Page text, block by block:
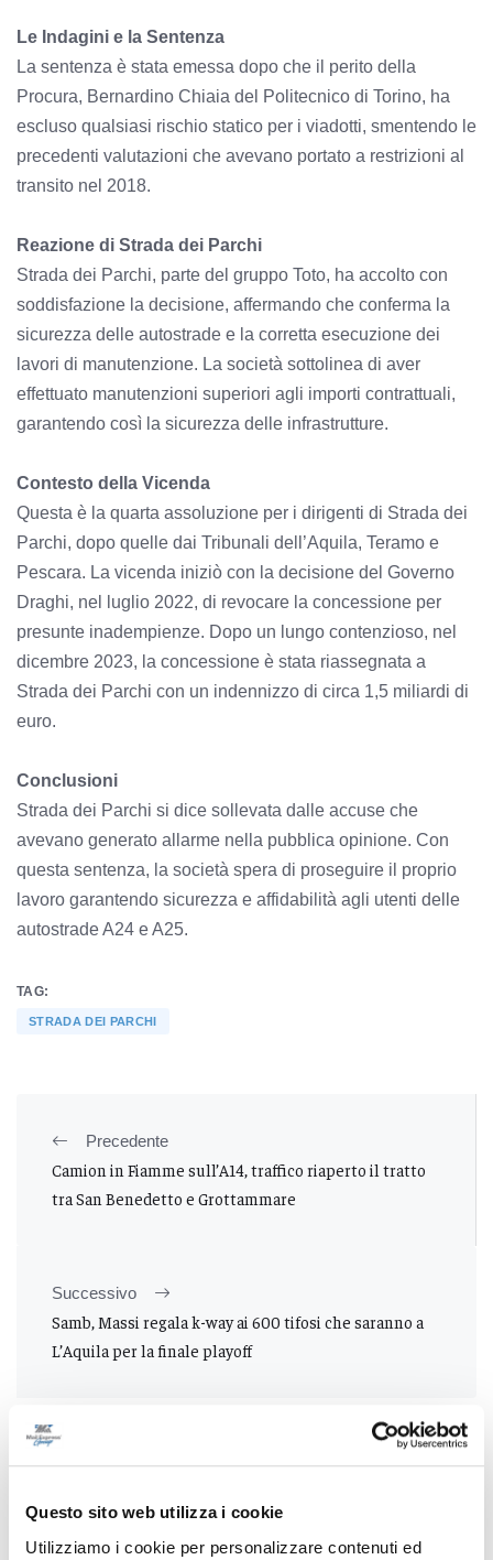
Questo sito web utilizza i cookie
Utilizziamo i cookie per personalizzare contenuti ed
Le Indagini e la Sentenza
La sentenza è stata emessa dopo che il perito della
Procura, Bernardino Chiaia del Politecnico di Torino, ha
escluso qualsiasi rischio statico per i viadotti, smentendo le
precedenti valutazioni che avevano portato a restrizioni al
transito nel 2018.
Reazione di Strada dei Parchi
Strada dei Parchi, parte del gruppo Toto, ha accolto con
soddisfazione la decisione, affermando che conferma la
sicurezza delle autostrade e la corretta esecuzione dei
lavori di manutenzione. La società sottolinea di aver
effettuato manutenzioni superiori agli importi contrattuali,
garantendo così la sicurezza delle infrastrutture.
Contesto della Vicenda
Questa è la quarta assoluzione per i dirigenti di Strada dei
Parchi, dopo quelle dai Tribunali dell’Aquila, Teramo e
Pescara. La vicenda iniziò con la decisione del Governo
Draghi, nel luglio 2022, di revocare la concessione per
presunte inadempienze. Dopo un lungo contenzioso, nel
dicembre 2023, la concessione è stata riassegnata a
Strada dei Parchi con un indennizzo di circa 1,5 miliardi di
euro.
Conclusioni
Strada dei Parchi si dice sollevata dalle accuse che
avevano generato allarme nella pubblica opinione. Con
questa sentenza, la società spera di proseguire il proprio
lavoro garantendo sicurezza e affidabilità agli utenti delle
autostrade A24 e A25.
TAG:
STRADA DEI PARCHI
Precedente
Camion in Fiamme sull’A14, traffico riaperto il tratto
tra San Benedetto e Grottammare
Successivo
Samb, Massi regala k-way ai 600 tifosi che saranno a
L’Aquila per la finale playoff